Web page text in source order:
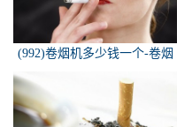
(992)卷烟机多少钱一个-卷烟